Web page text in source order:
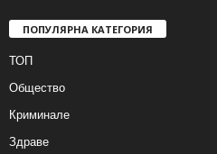
ПОПУЛЯРНА КАТЕГОРИЯ
ТОП
Общество
Криминале
Здраве